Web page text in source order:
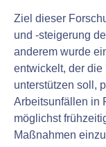
Ziel dieser
und -steigerung
anderem wurde
entwickelt, der
unterstützen soll,
Arbeitsunfällen in
möglichst
Maßnahmen